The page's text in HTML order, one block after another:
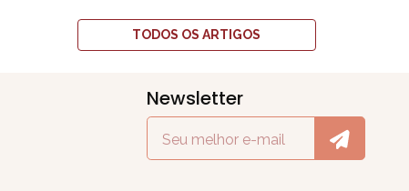
TODOS OS ARTIGOS
Newsletter